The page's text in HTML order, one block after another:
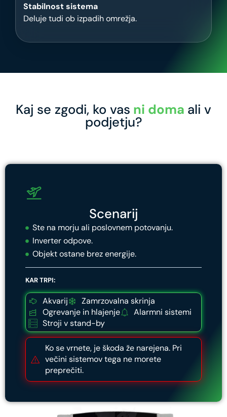
Stabilnost sistema
Deluje tudi ob izpadih omrežja.
Kaj se zgodi, ko vas ni doma ali v
podjetju?
Scenarij
Ste na morju ali poslovnem potovanju.
Inverter odpove.
Objekt ostane brez energije.
KAR TRPI:
Akvarij
Zamrzovalna skrinja
Ogrevanje in hlajenje
Alarmni sistemi
Stroji v stand-by
Ko se vrnete, je škoda že narejena. Pri
večini sistemov tega ne morete
preprečiti.